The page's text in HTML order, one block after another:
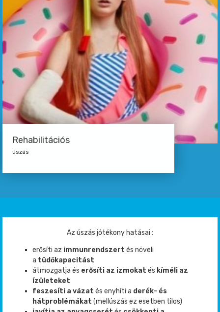
Rehabilitációs
úszás
Az úszás jótékony hatásai :
erősíti az immunrendszert és növeli
a tüdőkapacitást
átmozgatja és erősíti az izmokat és kíméli az
ízületeket
feszesíti a vázat és enyhíti a derék- és
hátproblémákat (mellúszás ez esetben tilos)